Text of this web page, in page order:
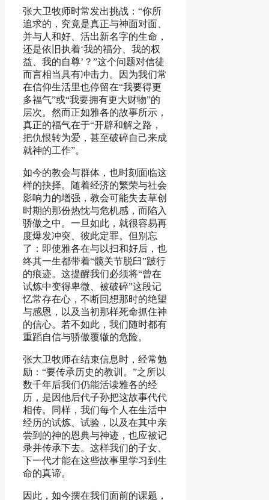
张大卫牧师时常发出挑战：“你所
追求的，究竟是真正与神面对面、
并与人和好、活出新名字的生命，
还是依旧执着‘我的福分、我的权
益、我的自尊’？”这个问题对信徒
而言相当具有冲击力。因为我们常
在信仰生活里也停留在“我要得更
多福气”或“我要拥有更大财物”的
层次。然而正如雅各的故事所示，
真正的福气在于“开辟和解之路，
把仇恨转为爱，甚至破碎自己来成
就神的工作”。
如今的教会与群体，也时刻面临这
样的抉择。随着经济的繁荣与社会
影响力的增强，教会可能失去草创
时期的那份热忱与危机感，而陷入
骄傲之中。一旦如此，就很容易再
度爆发冲突、彼此定罪。但别忘
了：即使雅各在与以扫和好后，也
终其一生都带着“髋关节脱臼”跛行
的痕迹。这提醒我们必须将“曾在
试炼中变得卑微、被破碎”这段记
忆常存在心，不断回想那时的绝望
与感恩，以及当初那样死命抓住神
的信心。若不如此，我们随时都有
重蹈自信与骄傲覆辙的危险。
张大卫牧师在结束信息时，经常勉
励：“要传承历史的教训。”之所以
数千年后我们仍能活读雅各的经
历，是因他后代子孙把这故事代代
相传。同样，我们每个人在生活中
经历的试炼、试验，以及在其中亲
尝到的神的恩典与神迹，也应被记
录并传承下去。这样我们的子女、
下一代才能在这些故事里学习到生
命的真谛。
因此，如今摆在我们面前的课题，